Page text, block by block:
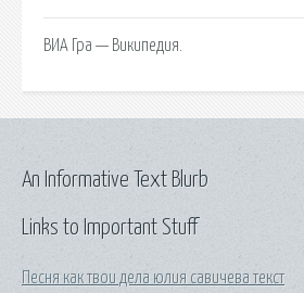
ВИА Гра — Википедия.
Links to Important Stuff
Песня как твои дела юлия савичева текст
An Informative Text Blurb